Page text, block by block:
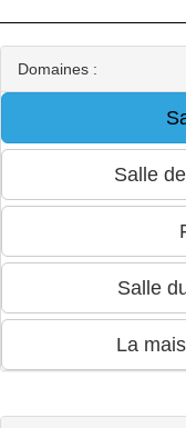
Domaines :